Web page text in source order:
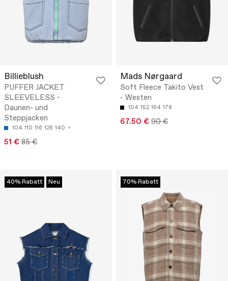
Billieblush
PUFFER JACKET
SLEEVELESS -
Daunen- und
Steppjacken
104 110 116 128 140
51 € 85 €
Mads Nørgaard
Soft Fleece Takito Vest
- Westen
104 152 164 176
67.50 € 90 €
40% Rabatt Neu 70% Rabatt